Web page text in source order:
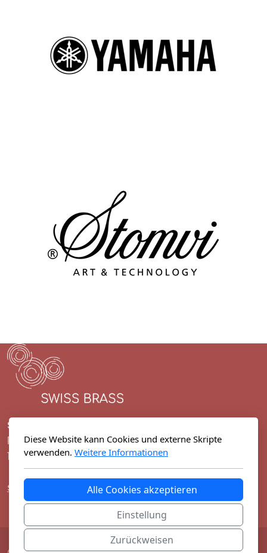
Schweizerischer Brass Band Verband
Rue des Cordiers 2
1635 La Tour-de-Trême
sekretariat@swissbrass.ch
Diese Website kann Cookies und externe Skripte
verwenden. Weitere Informationen
Alle Cookies akzeptieren
Einstellung
Zurückweisen